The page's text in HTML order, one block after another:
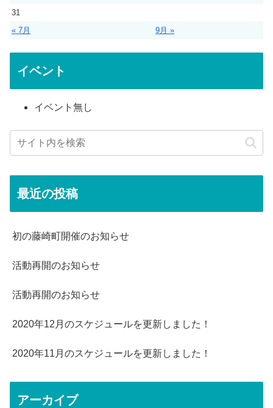
31
« 7月
9月 »
イベント
イベント無し
最近の投稿
初の藤崎町開催のお知らせ
活動再開のお知らせ
活動再開のお知らせ
2020年12月のスケジュールを更新しました！
2020年11月のスケジュールを更新しました！
アーカイブ